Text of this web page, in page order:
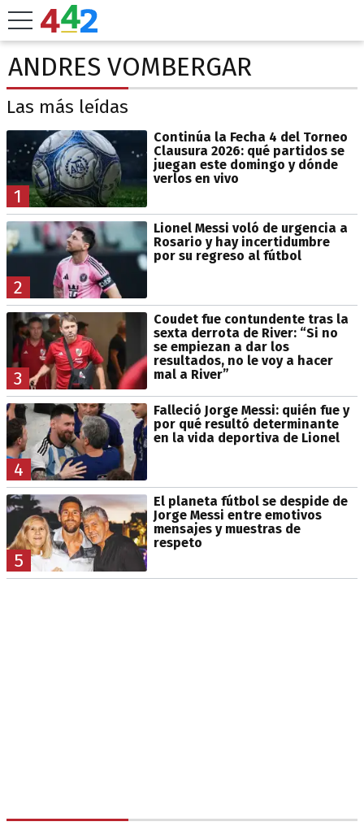
ANDRES VOMBERGAR
Las más leídas
1
Continúa la Fecha 4 del Torneo
Clausura 2026: qué partidos se
juegan este domingo y dónde
verlos en vivo
2
Lionel Messi voló de urgencia a
Rosario y hay incertidumbre
por su regreso al fútbol
3
Coudet fue contundente tras la
sexta derrota de River: “Si no
se empiezan a dar los
resultados, no le voy a hacer
mal a River”
4
Falleció Jorge Messi: quién fue y
por qué resultó determinante
en la vida deportiva de Lionel
5
El planeta fútbol se despide de
Jorge Messi entre emotivos
mensajes y muestras de
respeto